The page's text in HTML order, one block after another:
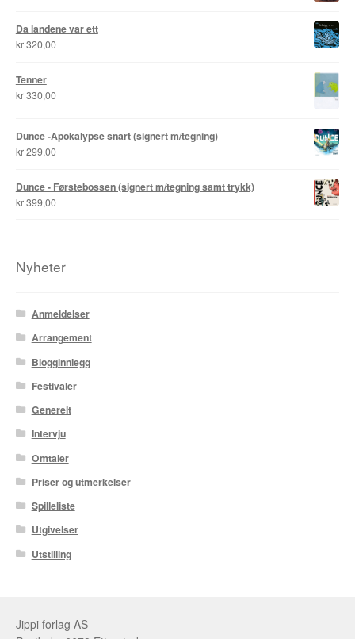
Siv Nordsveen / Silje Rønneberg Hogstad
Sven Tveit / Jarle Grinde
Tim Ng Tvedt
Tore Strand Olsen
Xueting Yang
Til kassen
Bekreft din ordre
Ordrebekreftelse
Your Account
Da landene var ett
kr320,00
Tenner
kr330,00
Dunce -Apokalypse snart (signert m/tegning)
kr299,00
Dunce - Førstebossen (signert m/tegning samt trykk)
kr399,00
Nyheter
Anmeldelser
Arrangement
Blogginnlegg
Festivaler
Generelt
Intervju
Omtaler
Priser og utmerkelser
Spilleliste
Utgivelser
Utstilling
Jippi forlag AS